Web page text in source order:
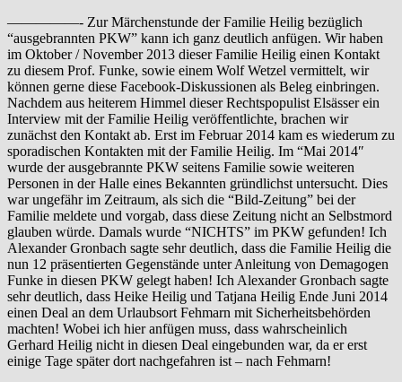
—————- Zur Märchenstunde der Familie Heilig bezüglich
“ausgebrannten PKW” kann ich ganz deutlich anfügen. Wir haben
im Oktober / November 2013 dieser Familie Heilig einen Kontakt
zu diesem Prof. Funke, sowie einem Wolf Wetzel vermittelt, wir
können gerne diese Facebook-Diskussionen als Beleg einbringen.
Nachdem aus heiterem Himmel dieser Rechtspopulist Elsässer ein
Interview mit der Familie Heilig veröffentlichte, brachen wir
zunächst den Kontakt ab. Erst im Februar 2014 kam es wiederum zu
sporadischen Kontakten mit der Familie Heilig. Im “Mai 2014″
wurde der ausgebrannte PKW seitens Familie sowie weiteren
Personen in der Halle eines Bekannten gründlichst untersucht. Dies
war ungefähr im Zeitraum, als sich die “Bild-Zeitung” bei der
Familie meldete und vorgab, dass diese Zeitung nicht an Selbstmord
glauben würde. Damals wurde “NICHTS” im PKW gefunden! Ich
Alexander Gronbach sagte sehr deutlich, dass die Familie Heilig die
nun 12 präsentierten Gegenstände unter Anleitung von Demagogen
Funke in diesen PKW gelegt haben! Ich Alexander Gronbach sagte
sehr deutlich, dass Heike Heilig und Tatjana Heilig Ende Juni 2014
einen Deal an dem Urlaubsort Fehmarn mit Sicherheitsbehörden
machten! Wobei ich hier anfügen muss, dass wahrscheinlich
Gerhard Heilig nicht in diesen Deal eingebunden war, da er erst
einige Tage später dort nachgefahren ist – nach Fehmarn!